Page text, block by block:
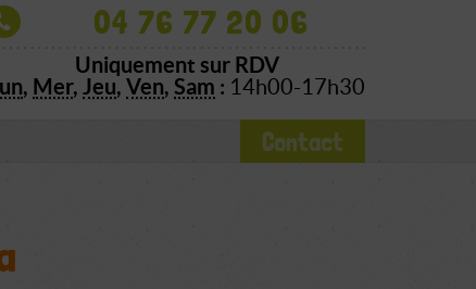
04 76 77 20 06
Uniquement sur RDV
, Mer, Jeu, Ven, Sam : 14h00-17h30
Contact